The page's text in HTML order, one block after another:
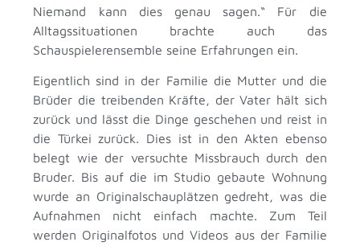
Niemand kann dies genau sagen.“ Für die
Alltagssituationen brachte auch das
Schauspielerensemble seine Erfahrungen ein.
Eigentlich sind in der Familie die Mutter und die
Brüder die treibenden Kräfte, der Vater hält sich
zurück und lässt die Dinge geschehen und reist in
die Türkei zurück. Dies ist in den Akten ebenso
belegt wie der versuchte Missbrauch durch den
Bruder. Bis auf die im Studio gebaute Wohnung
wurde an Originalschauplätzen gedreht, was die
Aufnahmen nicht einfach machte. Zum Teil
werden Originalfotos und Videos aus der Familie